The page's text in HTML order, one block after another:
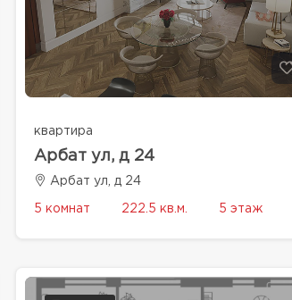
квартира
Арбат ул, д 24
Арбат ул, д 24
5 комнат 222.5 кв.м. 5 этаж